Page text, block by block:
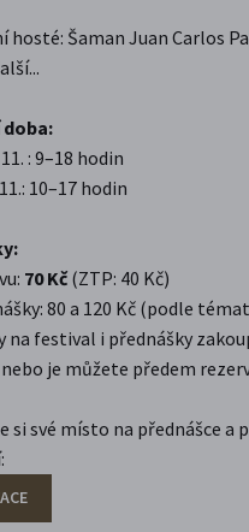
hosté: Šaman Juan Carlos
: 9–18 hodin
10–17 hodin
70 Kč (ZTP: 40 Kč)
80 a 120 Kč (podle
na festival i přednášky
je můžete předem
si své místo na přednášce